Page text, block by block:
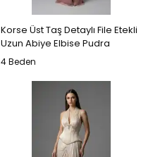
Korse Üst Taş Detaylı File Etekli
Uzun Abiye Elbise Pudra
4 Beden